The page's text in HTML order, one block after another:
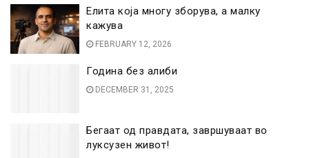
Елита која многу зборува, а малку
кажува
FEBRUARY 12, 2026
Година без алиби
DECEMBER 31, 2025
Бегаат од правдата, завршуваат во
луксузен живот!